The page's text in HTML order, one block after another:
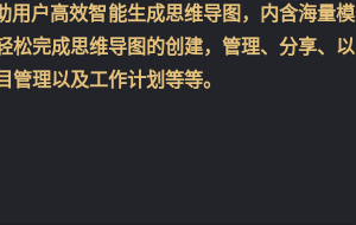
户高效智能生成思维导图，内含海量模
松完成思维导图的创建，管理、分享、以
理以及工作计划等等。